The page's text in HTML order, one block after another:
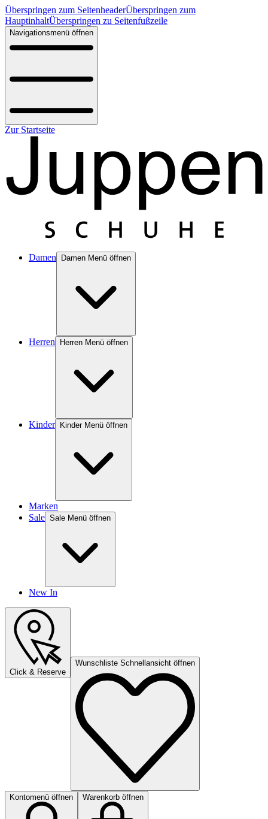
Überspringen zum SeitenheaderÜberspringen zum
HauptinhaltÜberspringen zu Seitenfußzeile
Navigationsmenü öffnen
Zur Startseite
Damen Damen Menü öffnen
Herren Herren Menü öffnen
Kinder Kinder Menü öffnen
Marken
Sale Sale Menü öffnen
New In
Click & Reserve
Wunschliste Schnellansicht öffnen
Kontomenü öffnen Warenkorb öffnen